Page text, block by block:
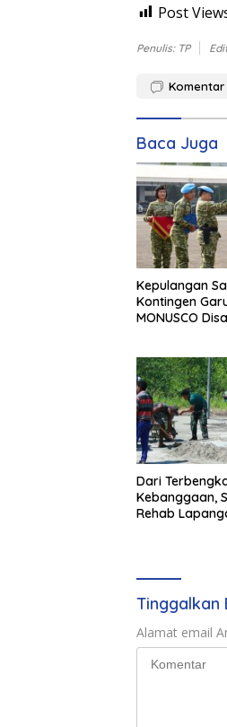
Post
Penulis: TP
Komentar
Baca Juga
Kepulangan
Kontingen
MONUSCO
Dari
Kebanggaan,
Rehab
Tinggalkan
Alamat email